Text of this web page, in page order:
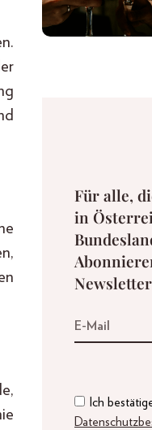
Für alle,
in
Ich